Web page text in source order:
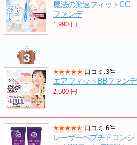
魔法の楽速フィットCC
ファンデ
1,990 円
口コミ:3件
エアフィットBBファンデ
2,500 円
口コミ:6件
レーザーペプチドコンシ